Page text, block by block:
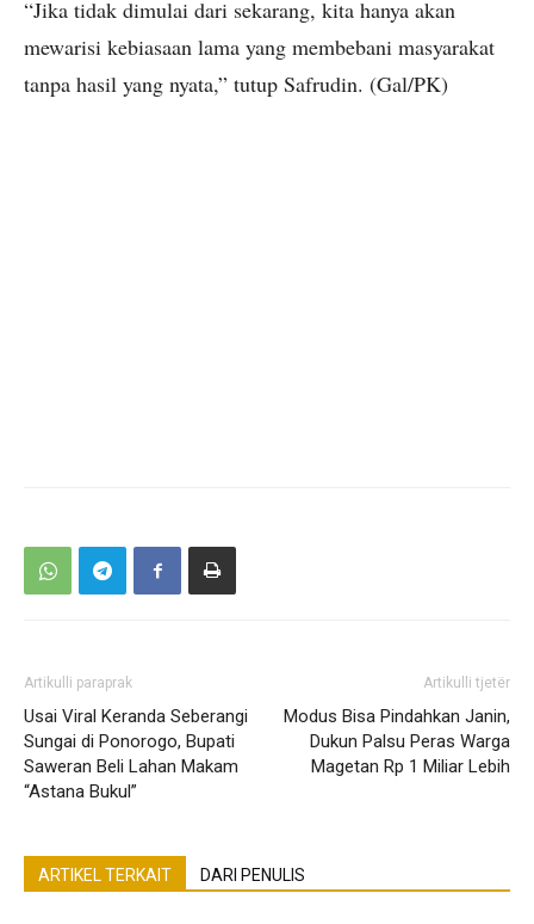
“Jika tidak dimulai dari sekarang, kita hanya akan
mewarisi kebiasaan lama yang membebani masyarakat
tanpa hasil yang nyata,” tutup Safrudin. (Gal/PK)
Artikulli paraprak
Usai Viral Keranda Seberangi
Sungai di Ponorogo, Bupati
Saweran Beli Lahan Makam
“Astana Bukul”
Artikulli tjetër
Modus Bisa Pindahkan Janin,
Dukun Palsu Peras Warga
Magetan Rp 1 Miliar Lebih
ARTIKEL TERKAIT DARI PENULIS